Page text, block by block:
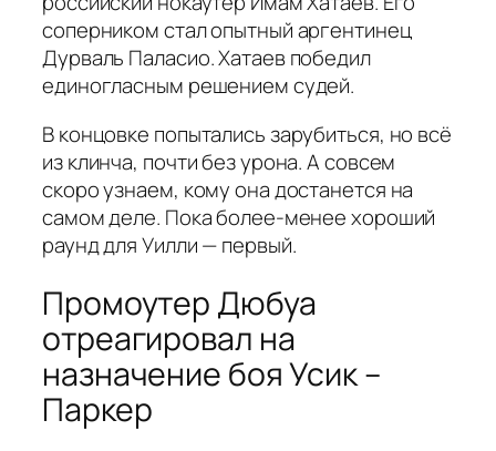
соперником стал опытный аргентинец
Дурваль Паласио. Хатаев победил
единогласным решением судей.
В концовке попытались зарубиться, но всё
из клинча, почти без урона. А совсем
скоро узнаем, кому она достанется на
самом деле. Пока более-менее хороший
раунд для Уилли — первый.
Промоутер Дюбуа
отреагировал на
назначение боя Усик –
Паркер